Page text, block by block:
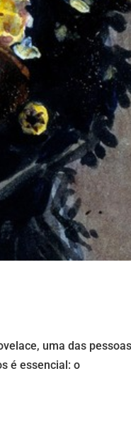
uma das
é essencial: o